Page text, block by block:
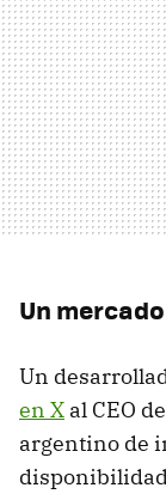
Un
Un
en X al CEO de
argentino de
disponibilidad